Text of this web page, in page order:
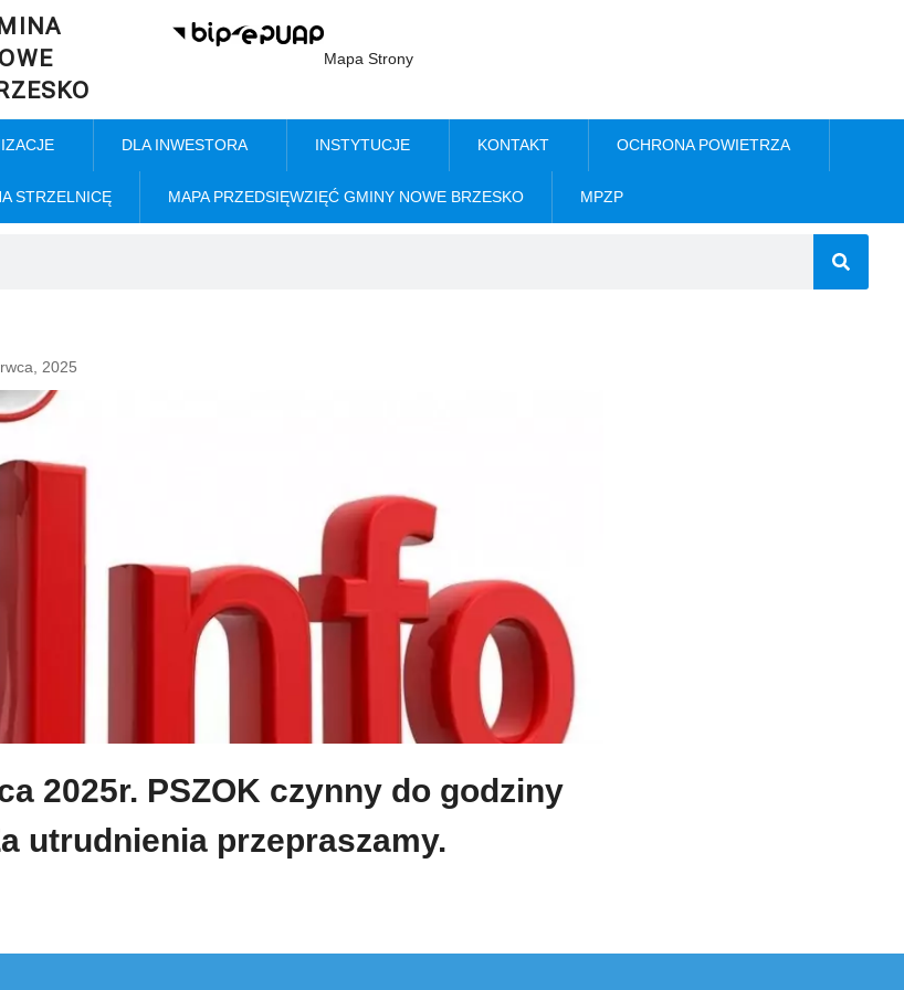
Mapa Strony
DLA INWESTORA INSTYTUCJE KONTAKT OCHRONA POWIETRZA
STRZELNICĘ MAPA PRZEDSIĘWZIĘĆ GMINY NOWE BRZESKO MPZP
2025
2025r. PSZOK czynny do godziny
utrudnienia przepraszamy.